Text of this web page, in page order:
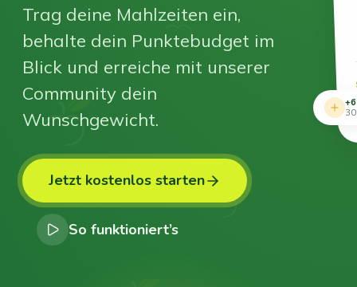
Trag deine Mahlzeiten ein,
behalte dein Punktebudget im
Blick und erreiche mit unserer
Community dein
Wunschgewicht.
Jetzt kostenlos starten
So funktioniert’s